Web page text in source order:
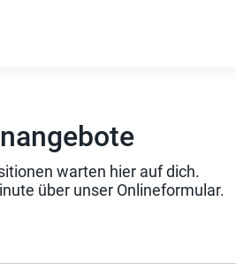
warten hier auf dich.
über unser Onlineformular.